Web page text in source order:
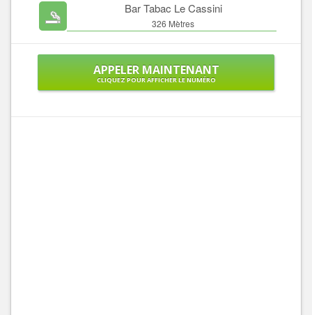
Bar Tabac Le Cassini
326 Mètres
APPELER MAINTENANT
CLIQUEZ POUR AFFICHER LE NUMÉRO